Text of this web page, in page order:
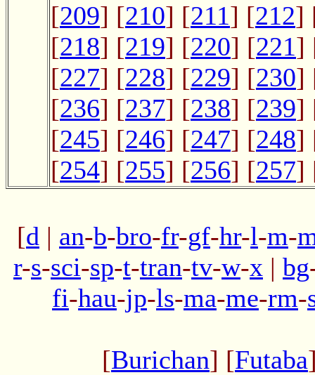
[209] [210] [211] [212]
[218] [219] [220] [221]
[227] [228] [229] [230]
[236] [237] [238] [239]
[245] [246] [247] [248]
[254] [255] [256] [257]
[d | an-b-bro-fr-gf-hr-l-m-
r-s-sci-sp-t-tran-tv-w-x | bg
fi-hau-jp-ls-ma-me-rm-
[Burichan] [Futaba